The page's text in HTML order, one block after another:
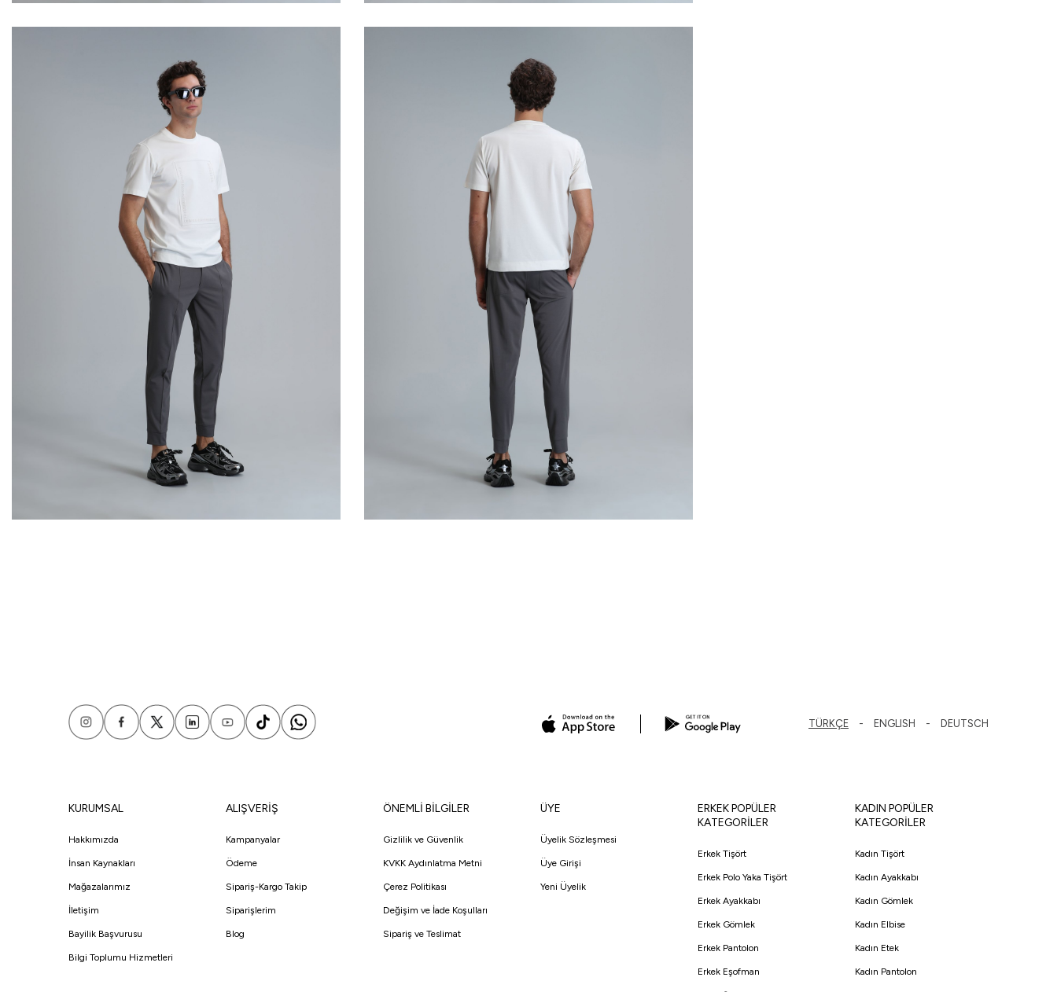
TÜRKÇE ENGLISH DEUTSCH
KURUMSAL
Hakkımızda
İnsan Kaynakları
Mağazalarımız
İletişim
Bayilik Başvurusu
Bilgi Toplumu Hizmetleri
ALIŞVERİŞ
Kampanyalar
Ödeme
Sipariş-Kargo Takip
Siparişlerim
Blog
ÖNEMLİ BİLGİLER
Gizlilik ve Güvenlik
KVKK Aydınlatma Metni
Çerez Politikası
Değişim ve İade Koşulları
Sipariş ve Teslimat
ÜYE
Üyelik Sözleşmesi
Üye Girişi
Yeni Üyelik
ERKEK POPÜLER
KATEGORİLER
Erkek Tişört
Erkek Polo Yaka Tişört
Erkek Ayakkabı
Erkek Gömlek
Erkek Pantolon
Erkek Eşofman
KADIN POPÜLER
KATEGORİLER
Kadın Tişört
Kadın Ayakkabı
Kadın Gömlek
Kadın Elbise
Kadın Etek
Kadın Pantolon